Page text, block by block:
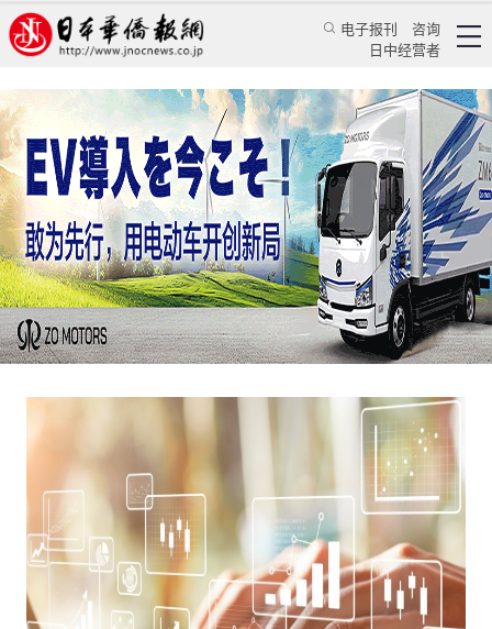
电子报刊
咨询
日中经营者
本报评论：疫情或促使中日两国社会活用数字化
工具
蒋丰 日本新闻 社会观察
日本新华侨报 2020/3/23 14:49:05